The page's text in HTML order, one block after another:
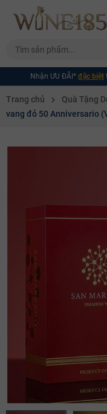
Nhận ƯU ĐÃI* đặc biệt
Trang chủ Quà Tặng
vang đỏ 50 Anniversario